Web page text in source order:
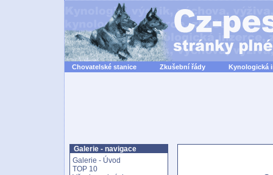
Chovatelské stanice Zkušební řády Kynologická
Galerie - navigace
Galerie - Úvod
TOP 10